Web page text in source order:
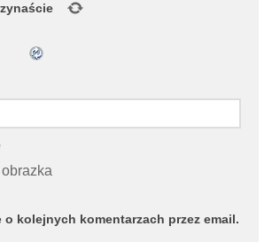
o kolejnych komentarzach przez email.